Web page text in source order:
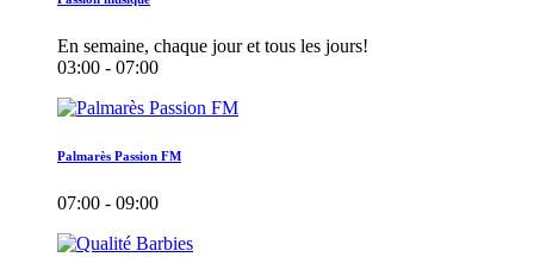
En semaine, chaque jour et tous les jours!
03:00 - 07:00
Palmarès Passion FM
07:00 - 09:00